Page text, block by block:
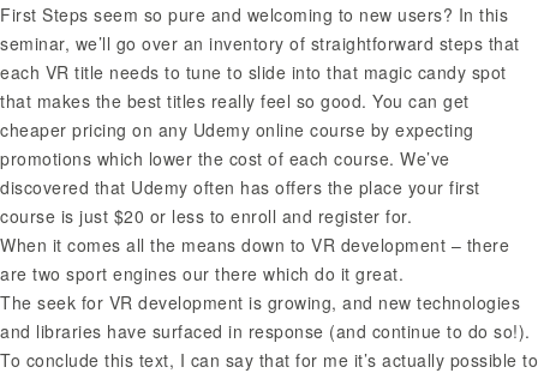
First Steps seem so pure and welcoming to new users? In this
seminar, we’ll go over an inventory of straightforward steps that
each VR title needs to tune to slide into that magic candy spot
that makes the best titles really feel so good. You can get
cheaper pricing on any Udemy online course by expecting
promotions which lower the cost of each course. We’ve
discovered that Udemy often has offers the place your first
course is just $20 or less to enroll and register for.
When it comes all the means down to VR development – there
are two sport engines our there which do it great.
The seek for VR development is growing, and new technologies
and libraries have surfaced in response (and continue to do so!).
To conclude this text, I can say that for me it’s actually possible to